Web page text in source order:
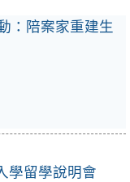
：陪案家重建生
學留學說明會